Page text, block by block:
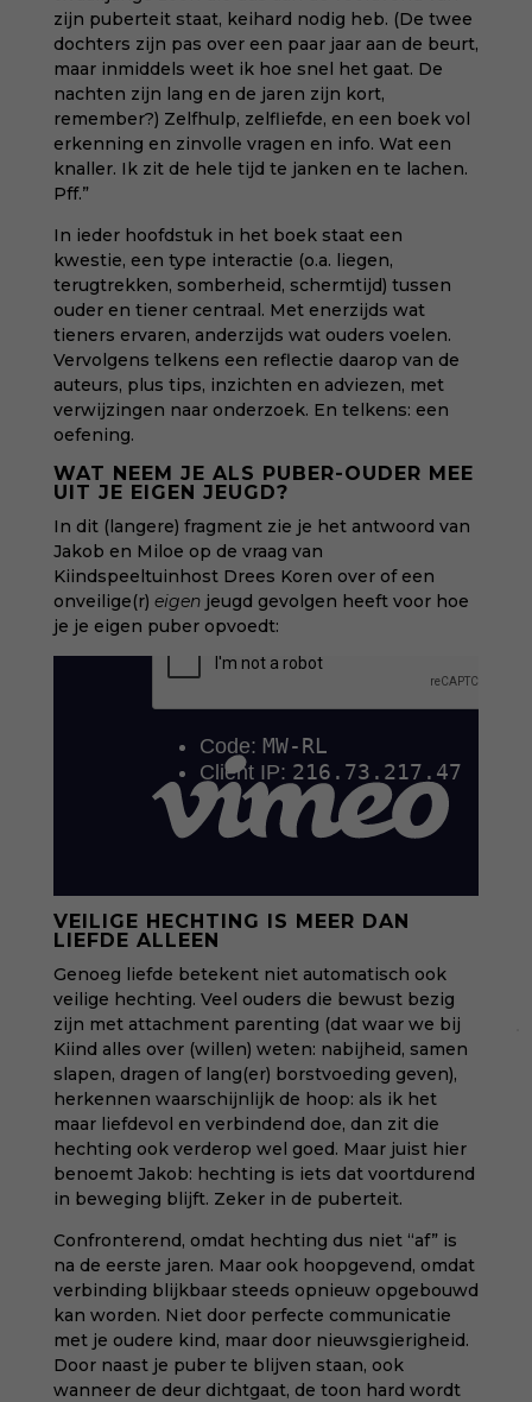
zijn puberteit staat, keihard nodig heb. (De twee
dochters zijn pas over een paar jaar aan de beurt,
maar inmiddels weet ik hoe snel het gaat. De
nachten zijn lang en de jaren zijn kort,
remember?) Zelfhulp, zelfliefde, en een boek vol
erkenning en zinvolle vragen en info. Wat een
knaller. Ik zit de hele tijd te janken en te lachen.
Pff.”
In ieder hoofdstuk in het boek staat een
kwestie, een type interactie (o.a. liegen,
terugtrekken, somberheid, schermtijd) tussen
ouder en tiener centraal. Met enerzijds wat
tieners ervaren, anderzijds wat ouders voelen.
Vervolgens telkens een reflectie daarop van de
auteurs, plus tips, inzichten en adviezen, met
verwijzingen naar onderzoek. En telkens: een
oefening.
WAT NEEM JE ALS PUBER-OUDER MEE
UIT JE EIGEN JEUGD?
In dit (langere) fragment zie je het antwoord van
Jakob en Miloe op de vraag van
Kiindspeeltuinhost Drees Koren over of een
onveilige(r) eigenjeugd gevolgen heeft voor hoe
je je eigen puber opvoedt:
VEILIGE HECHTING IS MEER DAN
LIEFDE ALLEEN
Genoeg liefde betekent niet automatisch ook
veilige hechting. Veel ouders die bewust bezig
zijn met attachment parenting (dat waar we bij
Kiind alles over (willen) weten: nabijheid, samen
slapen, dragen of lang(er) borstvoeding geven),
herkennen waarschijnlijk de hoop: als ik het
maar liefdevol en verbindend doe, dan zit die
hechting ook verderop wel goed. Maar juist hier
benoemt Jakob: hechting is iets dat voortdurend
in beweging blijft. Zeker in de puberteit.
Confronterend, omdat hechting dus niet “af” is
na de eerste jaren. Maar ook hoopgevend, omdat
verbinding blijkbaar steeds opnieuw opgebouwd
kan worden. Niet door perfecte communicatie
met je oudere kind, maar door nieuwsgierigheid.
Door naast je puber te blijven staan, ook
wanneer de deur dichtgaat, de toon hard wordt